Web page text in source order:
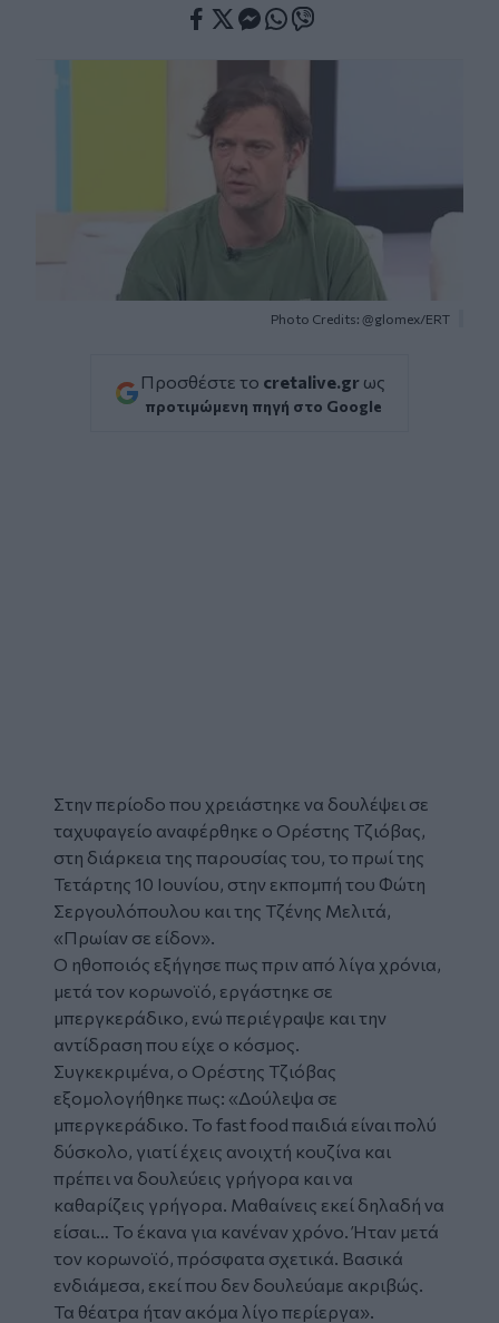
Photo Credits: @glomex/ERT
Προσθέστε το cretalive.gr ως
προτιμώμενη πηγή στο Google
Στην περίοδο που χρειάστηκε να δουλέψει σε
ταχυφαγείο αναφέρθηκε ο Ορέστης Τζιόβας,
στη διάρκεια της παρουσίας του, το πρωί της
Τετάρτης 10 Ιουνίου, στην εκπομπή του Φώτη
Σεργουλόπουλου και της Τζένης Μελιτά,
«Πρωίαν σε είδον».
Ο ηθοποιός εξήγησε πως πριν από λίγα χρόνια,
μετά τον κορωνοϊό, εργάστηκε σε
μπεργκεράδικο, ενώ περιέγραψε και την
αντίδραση που είχε ο κόσμος.
Συγκεκριμένα, ο Ορέστης Τζιόβας
εξομολογήθηκε πως: «Δούλεψα σε
μπεργκεράδικο. Το fast food παιδιά είναι πολύ
δύσκολο, γιατί έχεις ανοιχτή κουζίνα και
πρέπει να δουλεύεις γρήγορα και να
καθαρίζεις γρήγορα. Μαθαίνεις εκεί δηλαδή να
είσαι… Το έκανα για κανέναν χρόνο. Ήταν μετά
τον κορωνοϊό, πρόσφατα σχετικά. Βασικά
ενδιάμεσα, εκεί που δεν δουλεύαμε ακριβώς.
Τα θέατρα ήταν ακόμα λίγο περίεργα».